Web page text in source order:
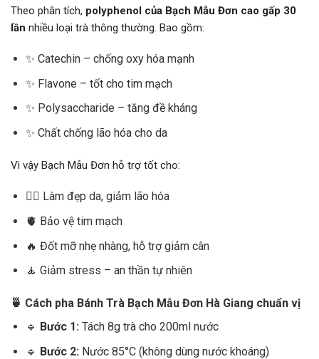
Theo phân tích, polyphenol của Bạch Mẫu Đơn cao gấp 30
lần nhiều loại trà thông thường. Bao gồm:
✨ Catechin – chống oxy hóa mạnh
✨ Flavone – tốt cho tim mạch
✨ Polysaccharide – tăng đề kháng
✨ Chất chống lão hóa cho da
Vì vậy Bạch Mẫu Đơn hỗ trợ tốt cho:
💆‍♀️ Làm đẹp da, giảm lão hóa
🫀 Bảo vệ tim mạch
🔥 Đốt mỡ nhẹ nhàng, hỗ trợ giảm cân
🧘 Giảm stress – an thần tự nhiên
🍵 Cách pha Bánh Trà Bạch Mẫu Đơn Hà Giang chuẩn vị
🔹 Bước 1:Tách 8g trà cho 200ml nước
🔹 Bước 2: Nước 85°C (không dùng nước khoáng)